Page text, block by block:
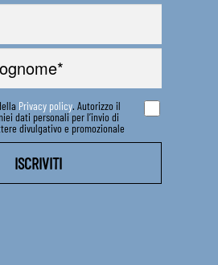
Privacy policy. Autorizzo il
dati personali per l’invio di
divulgativo e promozionale